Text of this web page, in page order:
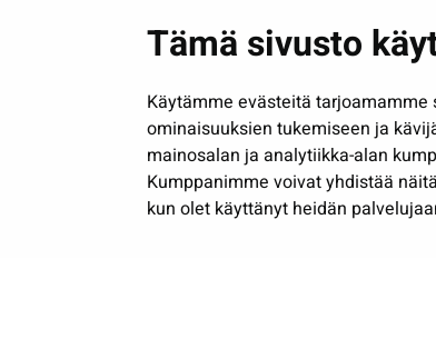
Tämä sivusto
Käytämme evästeitä
ominaisuuksien tukemiseen ja
mainosalan ja analytiikka-alan
Kumppanimme voivat yhdistää
kun olet käyttänyt heidän
Tilaa